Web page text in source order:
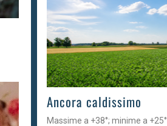
>
Ancora caldissimo
Massime a +38°; minime a +25°